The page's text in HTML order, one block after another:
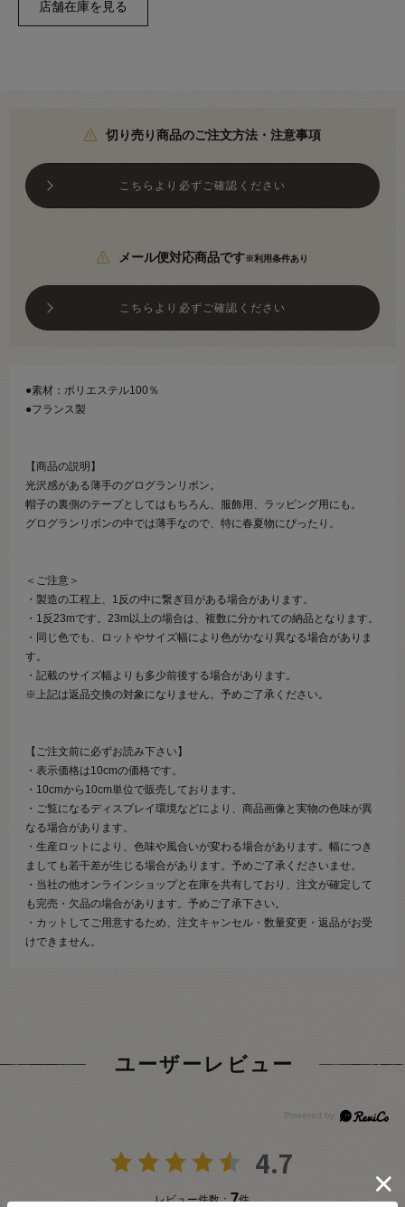
切り売り商品のご注文方法・注意事項
こちらより必ずご確認ください
メール便対応商品です※利用条件あり
こちらより必ずご確認ください
●素材：ポリエステル100％
●フランス製
【商品の説明】
光沢感がある薄手のグログランリボン。
帽子の裏側のテープとしてはもちろん、服飾用、ラッピング用にも。
グログランリボンの中では薄手なので、特に春夏物にぴったり。
＜ご注意＞
・製造の工程上、1反の中に繋ぎ目がある場合があります。
・1反23mです。23m以上の場合は、複数に分かれての納品となります。
・同じ色でも、ロットやサイズ幅により色がかなり異なる場合がありま
す。
・記載のサイズ幅よりも多少前後する場合があります。
※上記は返品交換の対象になりません。予めご了承ください。
【ご注文前に必ずお読み下さい】
・表示価格は10cmの価格です。
・10cmから10cm単位で販売しております。
・ご覧になるディスプレイ環境などにより、商品画像と実物の色味が異
なる場合があります。
・生産ロットにより、色味や風合いが変わる場合があります。幅につき
ましても若干差が生じる場合があります。予めご了承くださいませ。
・当社の他オンラインショップと在庫を共有しており、注文が確定して
も完売・欠品の場合があります。予めご了承下さい。
・カットしてご用意するため、注文キャンセル・数量変更・返品がお受
けできません。
ユーザーレビュー
4.7
レビュー件数：7件